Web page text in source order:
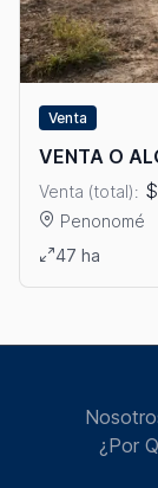
Venta
VENTA O
Venta (total):
Penonomé
Ver detalles:
47 ha
¿Por